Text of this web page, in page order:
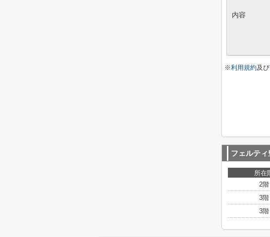
内容
※利用規約及び
フェルティ
所在
2階
3階
3階